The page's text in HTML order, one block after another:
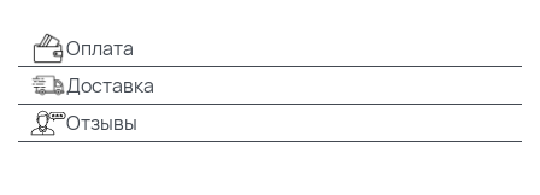
Оплата
Доставка
Отзывы